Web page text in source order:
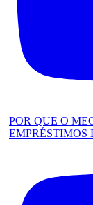
POR QUE O
EMPRÉSTIMOS